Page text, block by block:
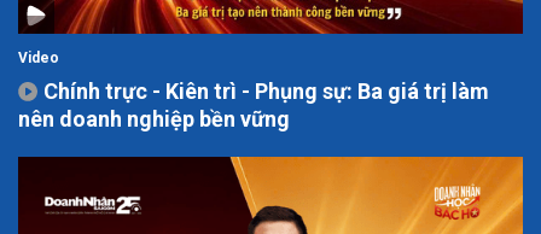
Video
Chính trực - Kiên trì - Phụng sự: Ba giá trị làm
nên doanh nghiệp bền vững